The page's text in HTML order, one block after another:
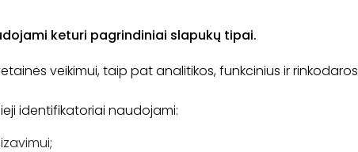
keturi pagrindiniai slapukų tipai.
veikimui, taip pat analitikos, funkcinius ir rinkodaros
identifikatoriai naudojami:
TINKLARAŠTIS